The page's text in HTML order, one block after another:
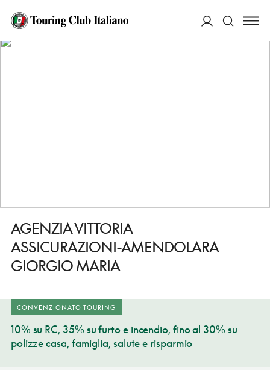
HOME
AGENZIA VITTORIA ASSICURAZIONI-AMENDOLARA GIORGIO MARIA
AGENZIA VITTORIA
ASSICURAZIONI-AMENDOLARA
GIORGIO MARIA
CONVENZIONATO TOURING
10% su RC, 35% su furto e incendio, fino al 30% su
polizze casa, famiglia, salute e risparmio